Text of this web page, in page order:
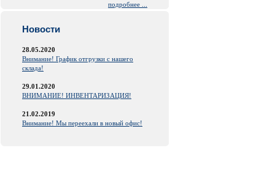
подробнее ...
Новости
28.05.2020
Внимание! График отгрузки с нашего
склада!
29.01.2020
ВНИМАНИЕ! ИНВЕНТАРИЗАЦИЯ!
21.02.2019
Внимание! Мы переехали в новый офис!